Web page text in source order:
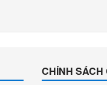
CHÍNH SÁCH